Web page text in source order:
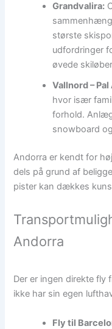
Grandvalira:
største
udfordringer
øvede
Vallnord –
hvor især
forhold.
snowboard
Andorra er kendt for
dels på grund af
pister kan dækkes
Andorra
Der er ingen direkte fly
ikke har sin egen
Fly til